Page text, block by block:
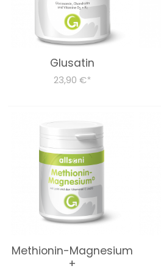
Glusatin
23,90 €*
Methionin-Magnesium
+